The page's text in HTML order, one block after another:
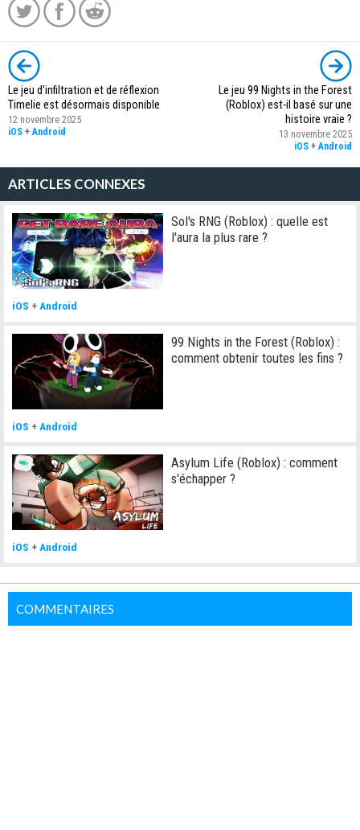
Le jeu d'infiltration et de réflexion
Timelie est désormais disponible
12 novembre 2025
iOS + Android
Le jeu 99 Nights in the Forest
(Roblox) est-il basé sur une
histoire vraie ?
13 novembre 2025
iOS + Android
ARTICLES CONNEXES
Sol's RNG (Roblox) : quelle est
l'aura la plus rare ?
iOS + Android
99 Nights in the Forest (Roblox) :
comment obtenir toutes les fins ?
iOS + Android
Asylum Life (Roblox) : comment
s'échapper ?
iOS + Android
COMMENTAIRES